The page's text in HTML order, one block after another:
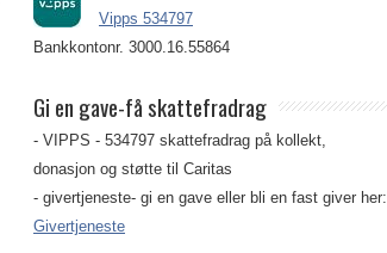
Vipps 534797
Bankkontonr. 3000.16.55864
Gi en gave-få skattefradrag
- VIPPS - 534797 skattefradrag på kollekt,
donasjon og støtte til Caritas
- givertjeneste- gi en gave eller bli en fast giver her:
Givertjeneste